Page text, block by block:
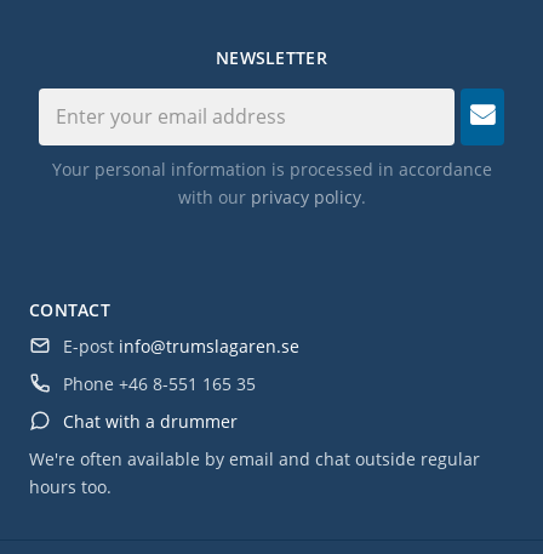
CONTACT
E-post info@trumslagaren.se
Phone +46 8-551 165 35
Chat with a drummer
We're often available by email and chat outside regular
hours too.
NEWSLETTER
Your personal information is processed in accordance
with our privacy policy.